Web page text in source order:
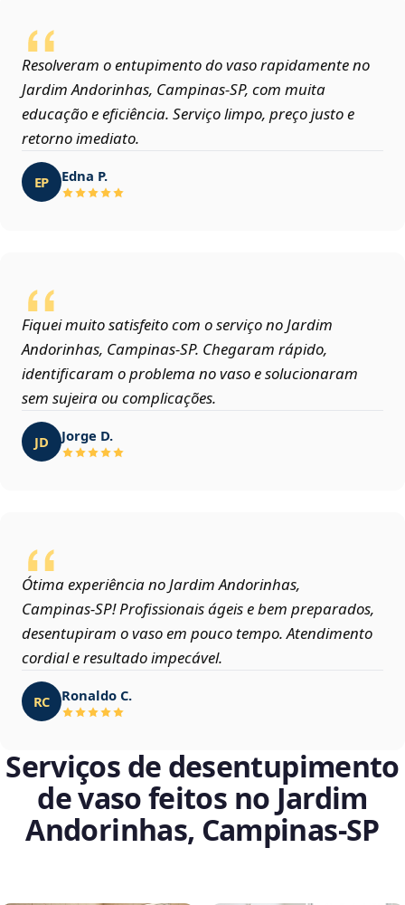
Resolveram o entupimento do vaso rapidamente no
Jardim Andorinhas, Campinas‑SP, com muita
educação e eficiência. Serviço limpo, preço justo e
retorno imediato.
EP Edna P.
Fiquei muito satisfeito com o serviço no Jardim
Andorinhas, Campinas‑SP. Chegaram rápido,
identificaram o problema no vaso e solucionaram
sem sujeira ou complicações.
JD Jorge D.
Ótima experiência no Jardim Andorinhas,
Campinas‑SP! Profissionais ágeis e bem preparados,
desentupiram o vaso em pouco tempo. Atendimento
cordial e resultado impecável.
RC Ronaldo C.
Serviços de desentupimento
de vaso feitos no Jardim
Andorinhas, Campinas‑SP